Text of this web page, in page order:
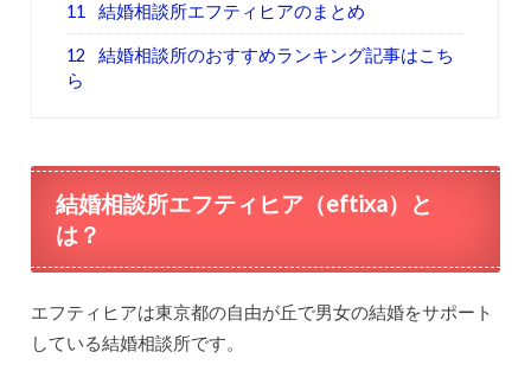
11 結婚相談所エフティヒアのまとめ
12
結婚相談所のおすすめランキング記事はこち
ら
結婚相談所エフティヒア（eftixa）と
は？
エフティヒアは東京都の自由が丘で男女の結婚をサポート
している結婚相談所です。